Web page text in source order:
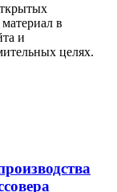
в
и
целях.